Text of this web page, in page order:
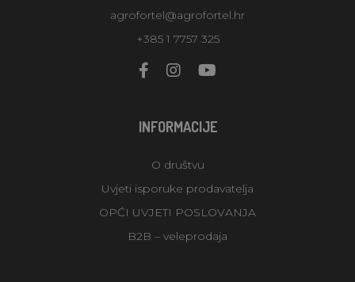
agrofortel@agrofortel.hr
+385 1 7757 325
INFORMACIJE
O društvu
Uvjeti isporuke prodavatelja
OPĆI UVJETI POSLOVANJA
B2B – veleprodaja